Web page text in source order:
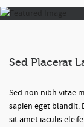
Sed Placerat
Sed non nibh vitae
sapien eget blandit.
sit amet iaculis